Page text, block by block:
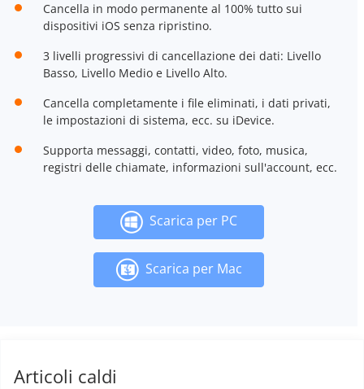
Cancella in modo permanente al 100% tutto sui
dispositivi iOS senza ripristino.
3 livelli progressivi di cancellazione dei dati: Livello
Basso, Livello Medio e Livello Alto.
Cancella completamente i file eliminati, i dati privati,
le impostazioni di sistema, ecc. su iDevice.
Supporta messaggi, contatti, video, foto, musica,
registri delle chiamate, informazioni sull'account, ecc.
Scarica per PC
Scarica per Mac
Articoli caldi